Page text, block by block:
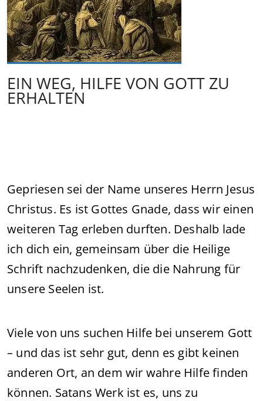
EIN WEG, HILFE VON GOTT ZU
ERHALTEN
Gepriesen sei der Name unseres Herrn Jesus
Christus. Es ist Gottes Gnade, dass wir einen
weiteren Tag erleben durften. Deshalb lade
ich dich ein, gemeinsam über die Heilige
Schrift nachzudenken, die die Nahrung für
unsere Seelen ist.
Viele von uns suchen Hilfe bei unserem Gott
– und das ist sehr gut, denn es gibt keinen
anderen Ort, an dem wir wahre Hilfe finden
können. Satans Werk ist es, uns zu